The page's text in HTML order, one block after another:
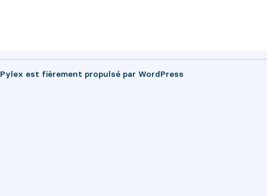
Pylex est fièrement propulsé par WordPress